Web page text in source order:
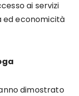
ai servizi
ed economicità
dimostrato